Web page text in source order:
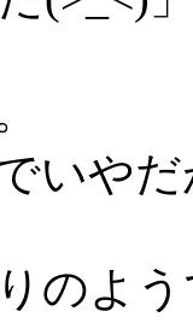
いや
のよ